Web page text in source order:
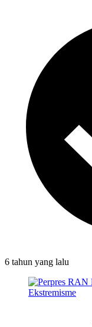
6 tahun yang lalu